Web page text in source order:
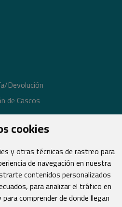
cookies
y otras técnicas de rastreo para
de navegación en nuestra
contenidos personalizados
para analizar el tráfico en
comprender de donde llegan
Devolución
de Cascos
13
- España